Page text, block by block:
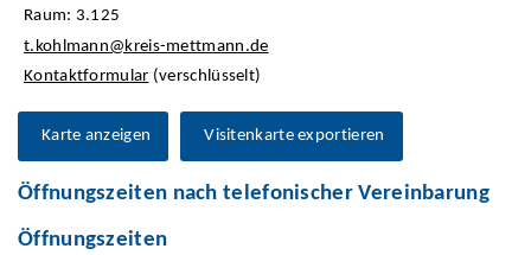
Raum: 3.125
t.kohlmann@kreis-mettmann.de
Kontaktformular (verschlüsselt)
Karte anzeigen Visitenkarte exportieren
Öffnungszeiten nach telefonischer Vereinbarung
Öffnungszeiten